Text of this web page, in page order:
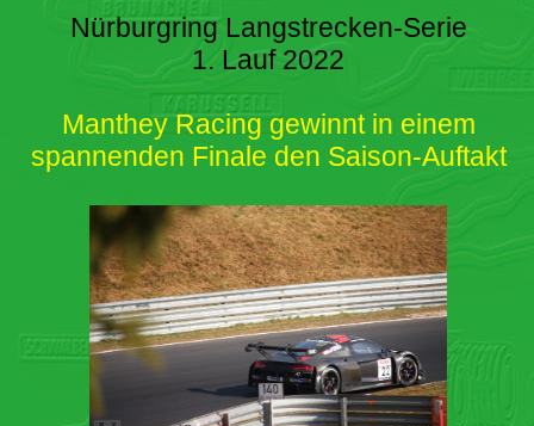
Nürburgring Langstrecken-Serie
1. Lauf 2022
Manthey Racing gewinnt in einem
spannenden Finale den Saison-Auftakt